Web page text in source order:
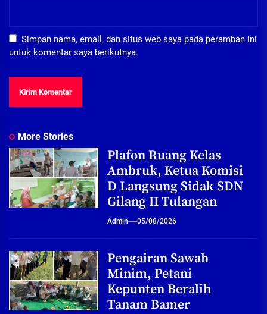
Simpan nama, email, dan situs web saya pada peramban ini
untuk komentar saya berikutnya.
More Stories
Plafon Ruang Kelas
Ambruk, Ketua Komisi
D Langsung Sidak SDN
Gilang II Tulangan
Admin 05/08/2026
Pengairan Sawah
Minim, Petani
Kepunten Beralih
Tanam Bamer